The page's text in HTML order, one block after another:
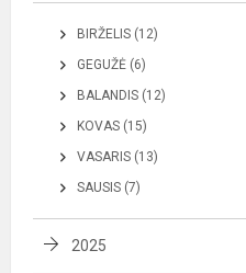
BIRŽELIS (12)
GEGUŽĖ (6)
BALANDIS (12)
KOVAS (15)
VASARIS (13)
SAUSIS (7)
2025